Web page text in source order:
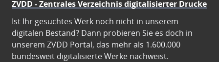
ZVDD - Zentrales Verzeichnis digitalisierter Drucke
Ist Ihr gesuchtes Werk noch nicht in unserem
digitalen Bestand? Dann probieren Sie es doch in
unserem ZVDD Portal, das mehr als 1.600.000
bundesweit digitalisierte Werke nachweist.